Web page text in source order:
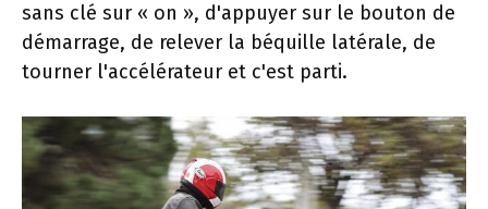
sans clé sur « on », d'appuyer sur le bouton de
démarrage, de relever la béquille latérale, de
tourner l'accélérateur et c'est parti.